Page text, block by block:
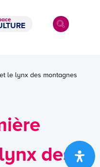
le lynx des montagnes
des